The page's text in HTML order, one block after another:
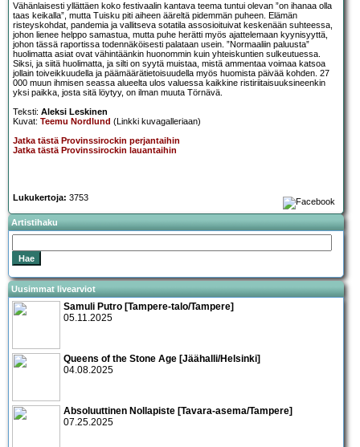
Vähänlaisesti yllättäen koko festivaalin kantava teema tuntui olevan ”on ihanaa olla
taas keikalla”, mutta Tuisku piti aiheen ääreltä pidemmän puheen. Elämän
risteyskohdat, pandemia ja vallitseva sotatila assosioituivat keskenään suhteessa,
johon lienee helppo samastua, mutta puhe herätti myös ajattelemaan kyynisyyttä,
johon tässä raportissa todennäköisesti palataan usein. ”Normaaliin paluusta”
huolimatta asiat ovat vähintäänkin huonommin kuin yhteiskuntien sulkeutuessa.
Siksi, ja siitä huolimatta, ja silti on syytä muistaa, mistä ammentaa voimaa katsoa
jollain toiveikkuudella ja päämäärätietoisuudella myös huomista päivää kohden. 27
000 muun ihmisen seassa alueelta ulos valuessa kaikkine ristiriitaisuuksineenkin
yksi paikka, josta sitä löytyy, on ilman muuta Törnävä.
Teksti: Aleksi Leskinen
Kuvat: Teemu Nordlund (Linkki kuvagalleriaan)
Jatka tästä Provinssirockin perjantaihin
Jatka tästä Provinssirockin lauantaihin
Lukukertoja: 3753
Artistihaku
Uusimmat livearviot
Samuli Putro [Tampere-talo/Tampere]
05.11.2025
Queens of the Stone Age [Jäähalli/Helsinki]
04.08.2025
Absoluuttinen Nollapiste [Tavara-asema/Tampere]
07.25.2025